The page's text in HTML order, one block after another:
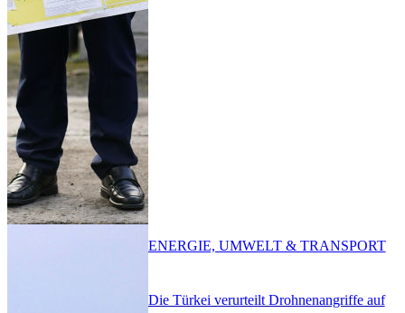
Die Türkei verurteilt Drohnenangriffe auf
ENERGIE, UMWELT & TRANSPORT